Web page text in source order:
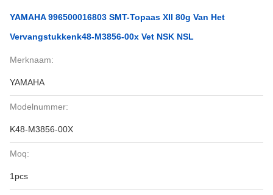
YAMAHA 996500016803 SMT-Topaas XII 80g Van Het
Vervangstukkenk48-M3856-00x Vet NSK NSL
Merknaam:
YAMAHA
Modelnummer:
K48-M3856-00X
Moq:
1pcs